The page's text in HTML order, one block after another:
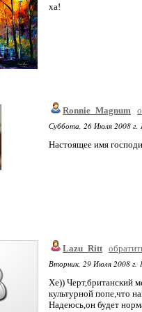
ха!
Ronnie_Magnum
Суббота, 26 Июля 2008 г.
Настоящее имя
Lazu_Ritt
Вторник, 29 Июля 2008 г.
Хе)) Черт,британский
культурной попе,что
Надеюсь,он будет